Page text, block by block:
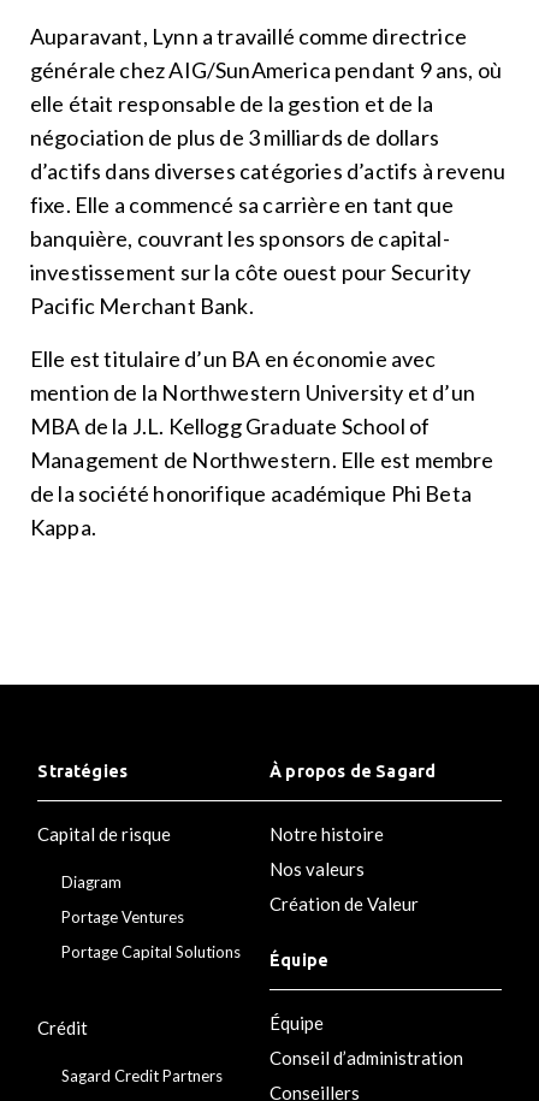
Auparavant, Lynn a travaillé comme directrice
générale chez AIG/SunAmerica pendant 9 ans, où
elle était responsable de la gestion et de la
négociation de plus de 3 milliards de dollars
d’actifs dans diverses catégories d’actifs à revenu
fixe. Elle a commencé sa carrière en tant que
banquière, couvrant les sponsors de capital-
investissement sur la côte ouest pour Security
Pacific Merchant Bank.
Elle est titulaire d’un BA en économie avec
mention de la Northwestern University et d’un
MBA de la J.L. Kellogg Graduate School of
Management de Northwestern. Elle est membre
de la société honorifique académique Phi Beta
Kappa.
Stratégies
Capital de risque
Diagram
Portage Ventures
Portage Capital Solutions
Crédit
Sagard Credit Partners
À propos de Sagard
Notre histoire
Nos valeurs
Création de Valeur
Équipe
Équipe
Conseil d’administration
Conseillers